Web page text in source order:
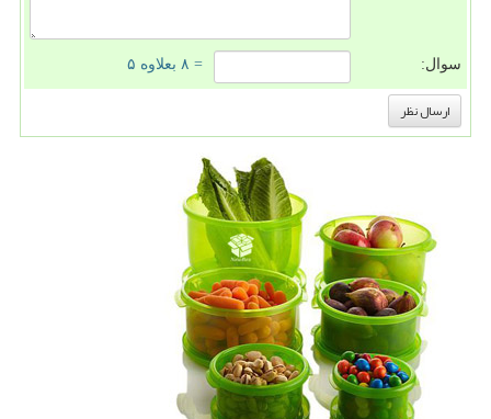
سوال: = ۸ بعلاوه ۵